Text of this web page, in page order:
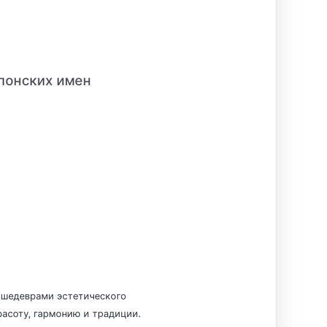
имен
эстетического
гармонию и традиции.